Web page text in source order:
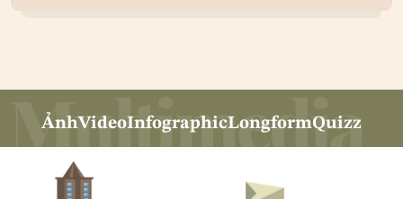
ẢnhVideoInfographicLongformQuizz